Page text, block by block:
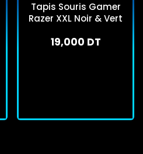
Tapis Souris Gamer
Razer XXL Noir & Vert
19,000 DT